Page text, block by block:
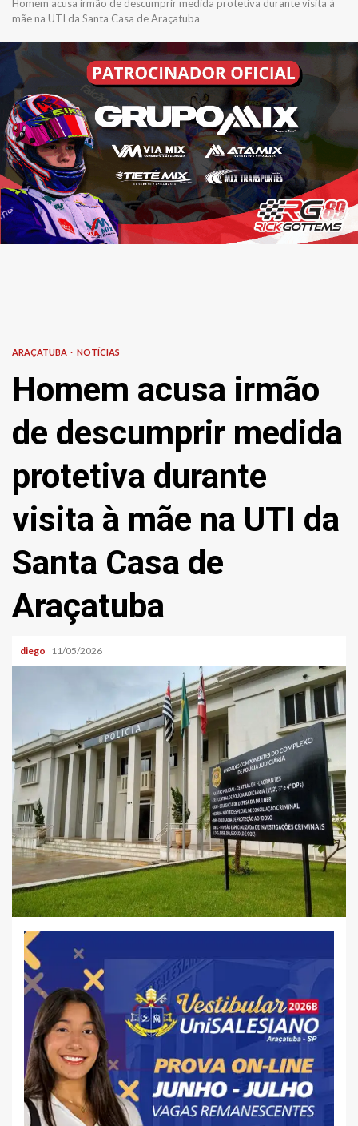
Homem acusa irmão de descumprir medida protetiva durante visita à
mãe na UTI da Santa Casa de Araçatuba
ARAÇATUBA NOTÍCIAS
Homem acusa irmão
de descumprir medida
protetiva durante
visita à mãe na UTI da
Santa Casa de
Araçatuba
diego 11/05/2026